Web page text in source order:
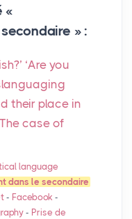
«
» :
‘Are you
their place in
case of
language
dans le secondaire
- Facebook -
- Prise de